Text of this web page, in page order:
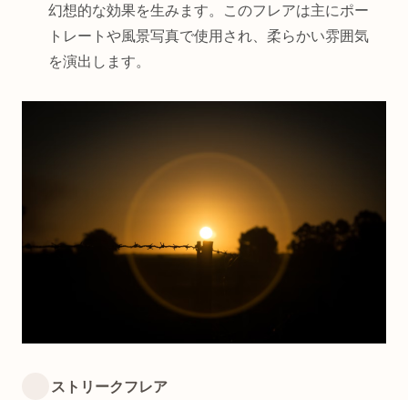
幻想的な効果を生みます。このフレアは主にポー
トレートや風景写真で使用され、柔らかい雰囲気
を演出します。
ストリークフレア